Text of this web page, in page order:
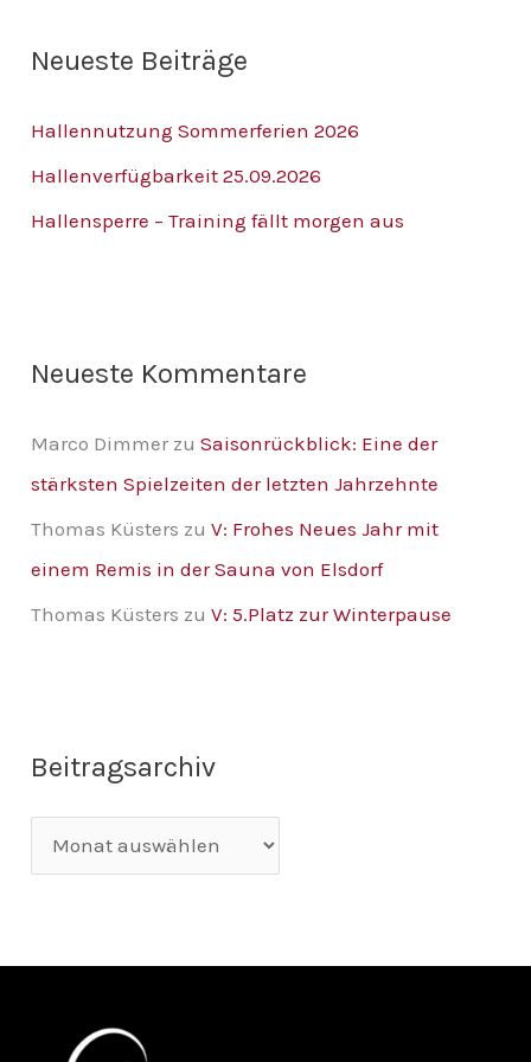
e
a
c
Neueste Beiträge
Hallennutzung Sommerferien 2026
Hallenverfügbarkeit 25.09.2026
Hallensperre – Training fällt morgen aus
Neueste Kommentare
Marco Dimmer zuSaisonrückblick: Eine der
stärksten Spielzeiten der letzten Jahrzehnte
Thomas Küsters zuV: Frohes Neues Jahr mit
einem Remis in der Sauna von Elsdorf
Thomas Küsters zuV: 5.Platz zur Winterpause
Beitragsarchiv